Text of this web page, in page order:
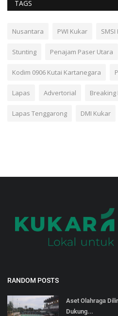
TAGS
Nusantara PWI Kukar
Stunting Penajam Paser Utara
Kodim 0906 Kutai Kartanegara
Lapas Advertorial Breaking
Lapas Tenggarong DMI Kukar
RANDOM POSTS
Aset Olahraga
Dukung...